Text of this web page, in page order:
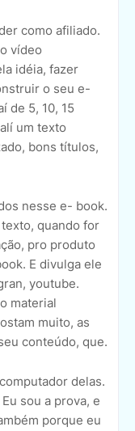
como afiliado.
vídeo
idéia, fazer
o seu e-
de 5, 10, 15
um texto
bons títulos,
nesse e- book.
quando for
pro produto
E divulga ele
youtube.
material
muito, as
conteúdo, que.
delas.
sou a prova, e
porque eu